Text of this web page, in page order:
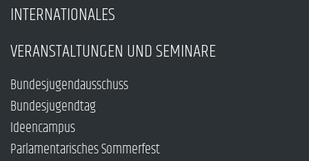
INTERNATIONALES
VERANSTALTUNGEN UND SEMINARE
Bundesjugendausschuss
Bundesjugendtag
Ideencampus
Parlamentarisches Sommerfest